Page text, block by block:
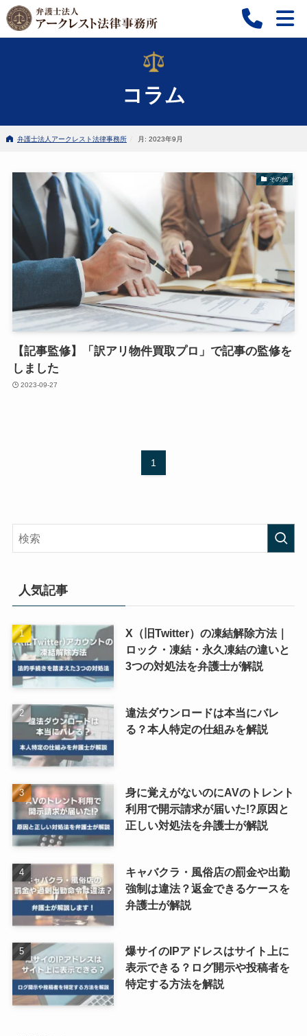
コラム
弁護士法人アークレスト法律事務所 月: 2023年9月
その他
【記事監修】「訳アリ物件買取プロ」で記事の監修を
しました
2023-09-27
1
人気記事
X（旧Twitter）の凍結解除方法｜
ロック・凍結・永久凍結の違いと
3つの対処法を弁護士が解説
違法ダウンロードは本当にバレ
る？本人特定の仕組みを解説
身に覚えがないのにAVのトレント
利用で開示請求が届いた!?原因と
正しい対処法を弁護士が解説
キャバクラ・風俗店の罰金や出勤
強制は違法？返金できるケースを
弁護士が解説
爆サイのIPアドレスはサイト上に
表示できる？ログ開示や投稿者を
特定する方法を解説